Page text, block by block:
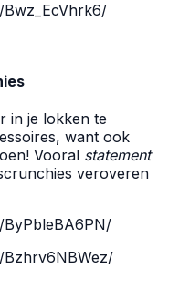
in je lokken te
want ook
Vooral statement
veroveren